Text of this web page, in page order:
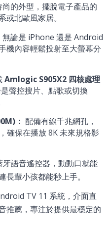
尚的外型，擺脫電子產品的
北歐風家居。
無論是 iPhone 還是 Android
機內容輕鬆投射至大螢幕分
Amlogic S905X2 四核處理
是聲控搜片、點歌或切換
： 配備有線千兆網孔，
，確保在播放 8K 未來規格影
牙語音遙控器，動動口就能
輩小孩都能秒上手。
TV 11 系統，介面直
推薦，專注於提供最穩定的